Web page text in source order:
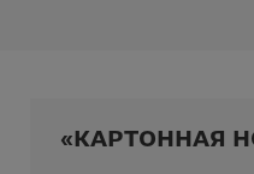
«КАРТОННАЯ